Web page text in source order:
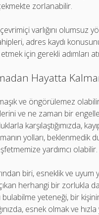
zorlanabilir.
varlığını olumsuz
adres kaydı
için gerekli adımları
Hayatta
ve öngörülemez
ve ne zaman bir
karşılaştığımızda,
yolları, beklenmedik
yardımcı olabilir.
biri, esneklik ve uyum
herhangi bir zorlukla
yeteneği, bir
esnek olmak ve